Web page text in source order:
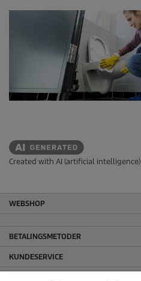
n
Created with AI (artificial intelligence)
WEBSHOP
BETALINGSMETODER
KUNDESERVICE